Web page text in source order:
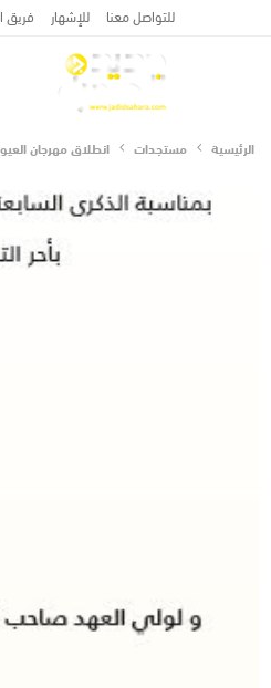
للتواصل معنا للإشهار فريق
الرئيسية مستجدات انطلاق مهرجان